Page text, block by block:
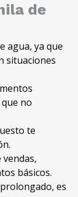
de
agua, ya que
situaciones
no
te
vendas,
básicos.
es